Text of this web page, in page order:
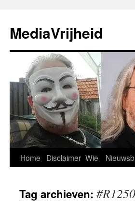
de
inhoud
MediaVrijheid
Home Disclaimer Wie
Tag archieven: